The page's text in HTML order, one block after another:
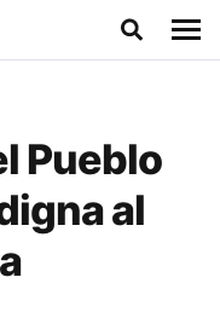
Pueblo
al